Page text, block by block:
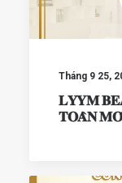
Tháng 9 25,
𝐋𝐘𝐘𝐌
𝐓𝐎𝐀̀𝐍